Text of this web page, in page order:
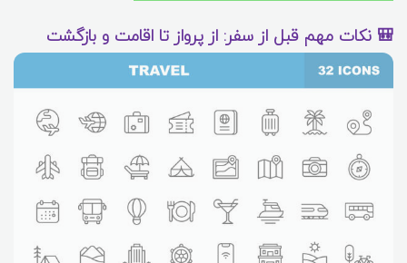
🎒 نکات مهم قبل از سفر: از پرواز تا اقامت و بازگشت